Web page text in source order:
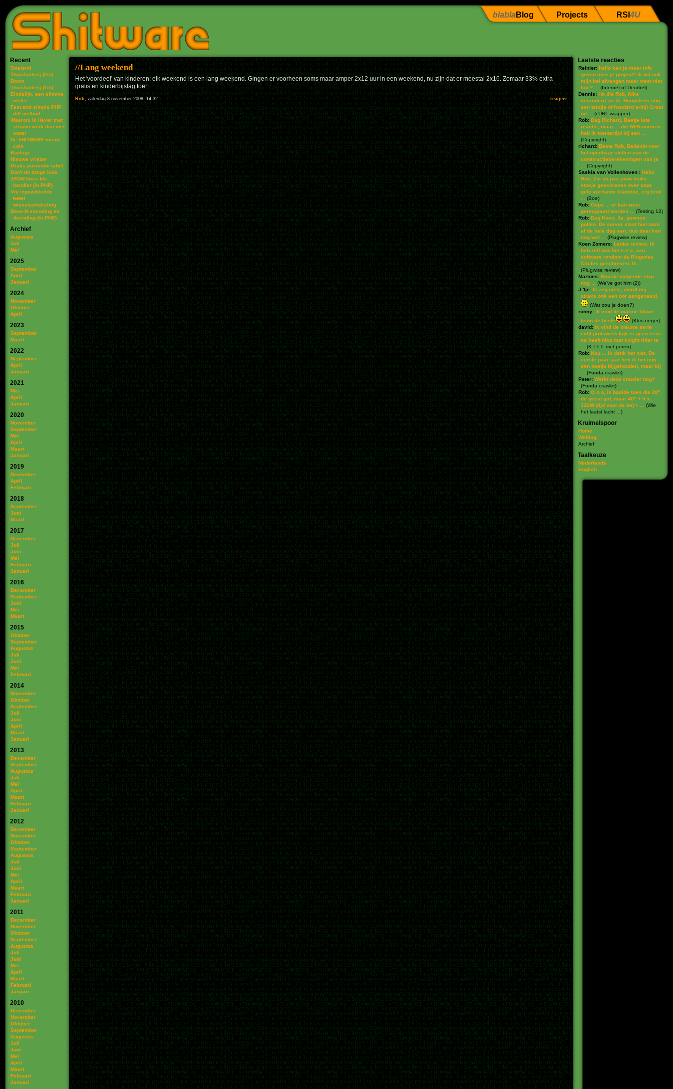
blabla Blog Projects RSI 4U
Recent
Stralend
Thuisbatterij (2/n)
Boom
Thuisbatterij (1/n)
Eindelijk, een slimme
meter
Fast and simple PHP
diff method
Waarom ik liever met
stroom werk dan met
water
De $HITWARE meme
coin
Backup
Nieuwe vriezer
Gratis postcode tabel
Don't do drugs kids
JSON lines file
handler (in PHP)
Vrij ingewikkelde
hotel
wisselschakeling
Base-N encoding en
decoding (in PHP)
Archief
Augustus
Juli
Mei
2025
September
April
Januari
2024
November
Oktober
April
2023
September
Maart
2022
September
April
Januari
2021
Mei
April
Januari
2020
November
September
Mei
April
Maart
Januari
2019
December
April
Februari
2018
September
Juni
Maart
2017
December
Juli
Juni
Mei
Februari
Januari
2016
December
September
Juni
Mei
Maart
2015
Oktober
September
Augustus
Juli
Juni
Mei
Februari
2014
November
Oktober
September
Juli
Juni
April
Maart
Januari
2013
December
September
Augustus
Juli
Mei
April
Maart
Februari
Januari
2012
December
November
Oktober
September
Augustus
Juli
Juni
Mei
April
Maart
Februari
Januari
2011
December
November
Oktober
September
Augustus
Juli
Juni
Mei
April
Maart
Februari
Januari
2010
December
November
Oktober
September
Augustus
Juli
Juni
Mei
April
Maart
Februari
Januari
Lang weekend
Het 'voordeel' van kinderen: elk weekend is een lang weekend. Gingen er voorheen soms maar amper 2x12 uur in een weekend, nu zijn dat er meestal 2x16. Zomaar 33% extra
gratis en kinderbijslag toe!
Rob, zaterdag 8 november 2008, 14:32 reageer
Laatste reacties
Reinier: hallo kan je meer info
geven over je project? ik wil ook
mijn bel afvangen maar weet niet
hoe? ...
(Internet of Deurbel)
Dennis: Ha die Rob, Niks
veranderd zie ik. Hoogstens nog
een tandje of honderd erbij! Groet
uit ...
(cURL wrapper)
Rob: Dag Richard, Beetje late
reactie, maar ... die NEN-normen
heb ik toentertijd bij een ...
(Copyright)
richard: Beste Rob, Bedankt voor
het openbaar stellen van de
constructieberekeningen van je
(Copyright)
Saskia van Vollenhoven : Hallo
Rob, Zie nu pas jouw leuke
stukje geschreven over onze
gele vierkante klamboe, erg leuk
(Boe)
Rob: Oeps ... er kan weer
gereaguurd worden ...
(Testing 12)
Rob: Dag Koen. Ja, gewoon
pollen. De server staat hier toch
al de hele dag aan, dus daar kan
nog wel ...
(Plugwise review)
Koen Zomers: Leuke review. Ik
heb zelf ook het e.e.a. aan
software rondom de Plugwise
Circles geschreven. Ik ...
(Plugwise review)
Marloes: Nou de volgende stap
nog ...
(We've got him (2))
J.'tje: Ik zeg niets, wordt mij
straks ook een oor aangenaaid.
(Wat zou je doen?)
ronny: ik vind de marine blowe
team de beste
(Klus-neger)
david: ik vind de nieuwe serie
echt prutswerk kijk er geen eens
na heeft niks met knight rider te
(K.I.T.T. met peren)
Rob: Nou ... ik denk het niet. De
eerste paar jaar heb ik het nog
een beetje bijgehouden, maar bij
(Funda crawler)
Peter: Werkt deze crawler nog?
(Funda crawler)
Rob: O o o, ik baalde toen die 28"
de geest gaf, maar 40" + 5 x
120W (tijd voor de 6e) + ...
(Wie
het laatst lacht ... )
Kruimelspoor
Home
Weblog
Archief
Taalkeuze
Nederlands
English